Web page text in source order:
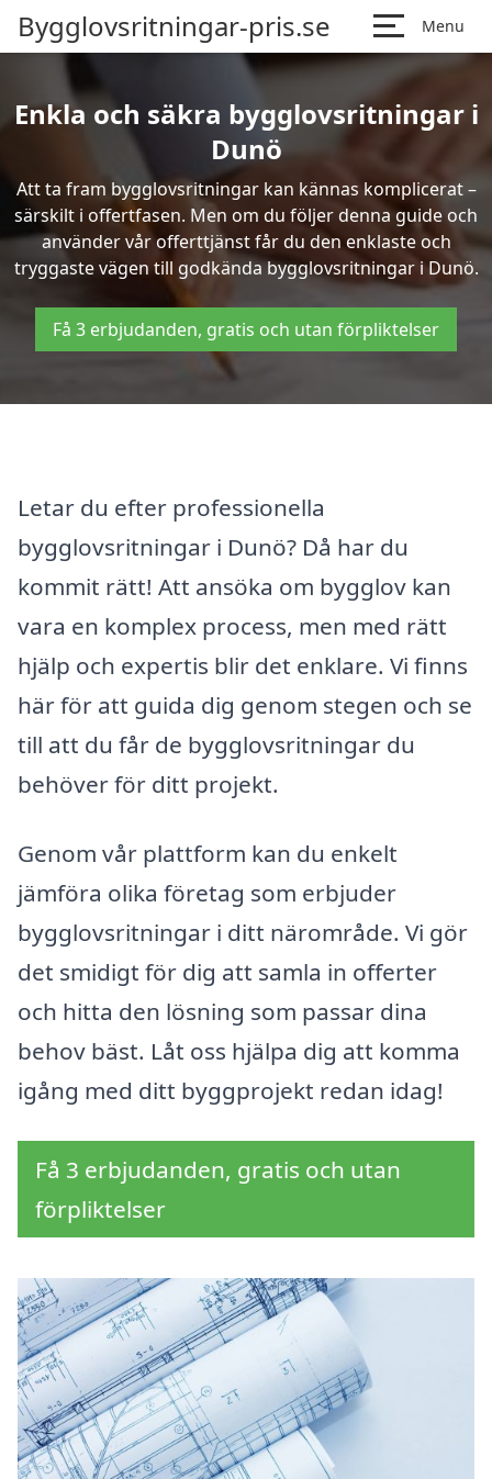
Bygglovsritningar-pris.se Menu
Enkla och säkra bygglovsritningar i
Dunö
Att ta fram bygglovsritningar kan kännas komplicerat –
särskilt i offertfasen. Men om du följer denna guide och
använder vår offerttjänst får du den enklaste och
tryggaste vägen till godkända bygglovsritningar i Dunö.
Få 3 erbjudanden, gratis och utan förpliktelser
Letar du efter professionella
bygglovsritningar i Dunö? Då har du
kommit rätt! Att ansöka om bygglov kan
vara en komplex process, men med rätt
hjälp och expertis blir det enklare. Vi finns
här för att guida dig genom stegen och se
till att du får de bygglovsritningar du
behöver för ditt projekt.
Genom vår plattform kan du enkelt
jämföra olika företag som erbjuder
bygglovsritningar i ditt närområde. Vi gör
det smidigt för dig att samla in offerter
och hitta den lösning som passar dina
behov bäst. Låt oss hjälpa dig att komma
igång med ditt byggprojekt redan idag!
Få 3 erbjudanden, gratis och utan
förpliktelser